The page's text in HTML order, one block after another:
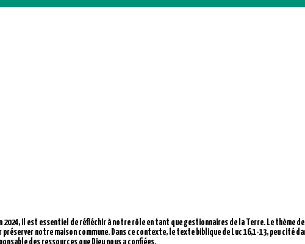
il est essentiel de réfléchir à notre rôle en tant que gestionnaires de la Terre. Le thème
notre maison commune. Dans ce contexte, le texte biblique de Luc 16,1-13, peu cité
des ressources que Dieu nous a confiées.